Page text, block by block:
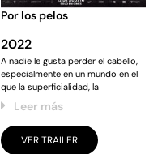
Por los pelos
2022
A nadie le gusta perder el cabello,
especialmente en un mundo en el
que la superficialidad, la
Leer más
VER TRAILER